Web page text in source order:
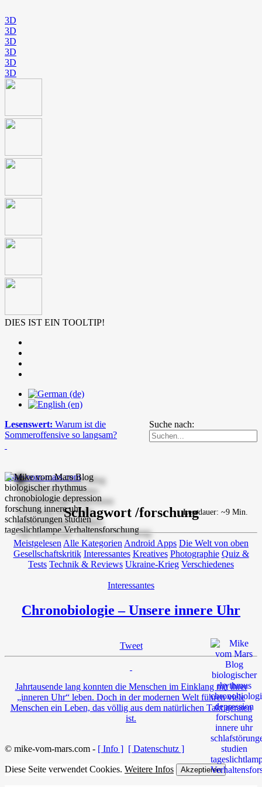
3D
3D
3D
3D
3D
3D
DIES IST EIN TOOLTIP!
Suche nach:
Lesenswert: Warum ist die
Sommeroffensive so langsam?
mike-vom-mars.com
Schlagwort /forschung
Meistgelesen Alle Kategorien Android Apps Die Welt von oben
Gesellschaftskritik Interessantes Kreatives Photographie Quiz &
Tests Technik & Reviews Ukraine-Krieg Verschiedenes
Interessantes
Chronobiologie – Unsere innere Uhr
Tweet
Lesedauer: ~9 Min.
Jahrtausende lang konnten die Menschen im Einklang mit ihrer
„inneren Uhr“ leben. Doch in der modernen Welt führen viele
Menschen ein Leben, das völlig aus dem natürlichen Takt geraten
ist.
© mike-vom-mars.com - [ Info ] [ Datenschutz ]
Diese Seite verwendet Cookies. Weitere Infos Akzeptieren